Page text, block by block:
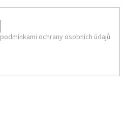
v
v
s
podmínkami ochrany osobních údajů